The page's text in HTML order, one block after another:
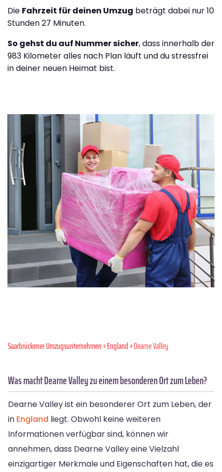
Die Fahrzeit für deinen Umzug beträgt dabei nur 10
Stunden 27 Minuten.
So gehst du auf Nummer sicher, dass innerhalb der
983 Kilometer alles nach Plan läuft und du stressfrei
in deiner neuen Heimat bist.
Saarbrückener Umzugsunternehmen»England» Dearne Valley
Was macht Dearne Valley zu einem besonderen Ort zum Leben?
Dearne Valley ist ein besonderer Ort zum Leben, der
in England liegt. Obwohl keine weiteren
Informationen verfügbar sind, können wir
annehmen, dass Dearne Valley eine Vielzahl
einzigartiger Merkmale und Eigenschaften hat, die es